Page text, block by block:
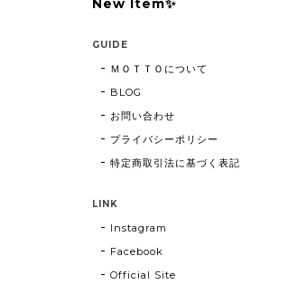
New Item✨
GUIDE
ＭＯＴＴＯについて
BLOG
お問い合わせ
プライバシーポリシー
特定商取引法に基づく表記
LINK
Instagram
Facebook
Official Site